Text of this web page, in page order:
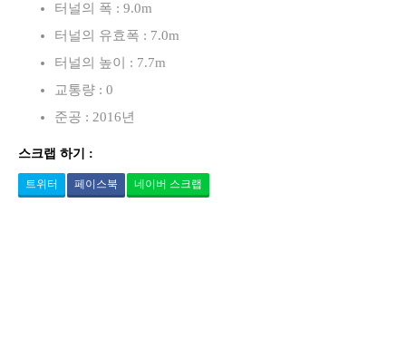
터널의 폭 : 9.0m
터널의 유효폭 : 7.0m
터널의 높이 : 7.7m
교통량 : 0
준공 : 2016년
스크랩 하기 :
트위터 페이스북 네이버 스크랩